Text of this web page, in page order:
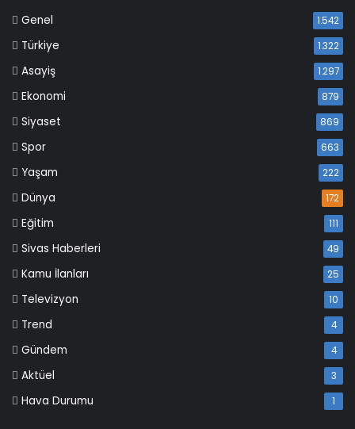
Genel 1.542
Türkiye 1.322
Asayiş 1.297
Ekonomi 879
Siyaset 869
Spor 663
Yaşam 222
Dünya 172
Eğitim 111
Sivas Haberleri 49
Kamu İlanları 25
Televizyon 10
Trend 4
Gündem 4
Aktüel 3
Hava Durumu 1